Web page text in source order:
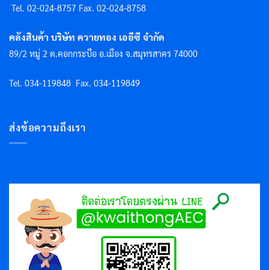
Tel. 02-024-8757 Fax. 02-024-8758
คลังสินค้า บริษัท ควายทอง เออีซี จำกัด
89/2 หมู่ 2 ต.คอกกระบือ อ.เมือง จ.สมุทรสาคร 74000
Tel. 034-119848 Fax. 034-119849
ส่งข้อความถึงเรา